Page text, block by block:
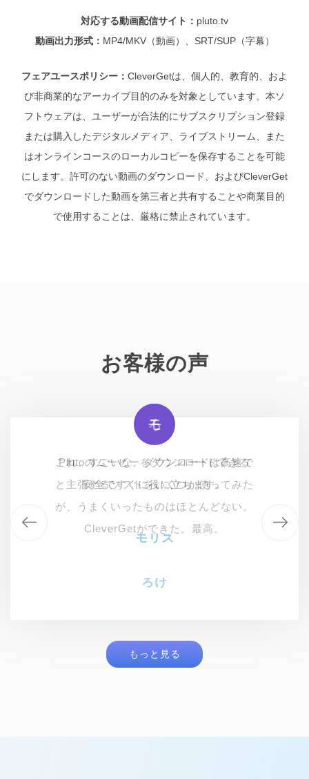
対応する動画配信サイト： pluto.tv
動画出力形式： MP4/MKV（動画）、SRT/SUP（字幕）
フェアユースポリシー： CleverGetは、個人的、教育的、およ
び非商業的なアーカイブ目的のみを対象としています。本ソ
フトウェアは、ユーザーが合法的にサブスクリプション登録
または購入したデジタルメディア、ライブストリーム、また
はオンラインコースのローカルコピーを保存することを可能
にします。許可のない動画のダウンロード、およびCleverGet
でダウンロードした動画を第三者と共有することや商業目的
で使用することは、厳格に禁止されています。
お客様の声
モ
これ、すごいな。ダウンロードは高速で
安全ですぐに役に立ちます。
モリス
マ
アメリカ在住でPluto TVの大ファンで、
これは大変役に立つツールです。お気に
入りのショーや映画を保存でオフライン
で見るって、本当に素晴らしいツールだ
ろ
Plutoのムービーをダウンロードできる
と主張するソフトをいくつか使ってみた
が、うまくいったものはほとんどない。
CleverGetができた。最高。
ろけ
モ
これ、すごいな。ダウンロードは高速で
安全ですぐに役に立ちます。
モリス
もっと見る